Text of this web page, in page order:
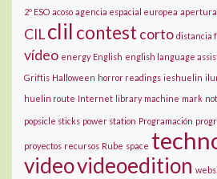
2º ESO acoso agencia espacial europea apertura
CILclil contest corto distancia
vídeo energy English english language
Griftis Halloween horror readings ieshuelin
huelin route Internet library machine mark
popsicle sticks power station Programación
proyectos recursos Rube space
videovideoedition